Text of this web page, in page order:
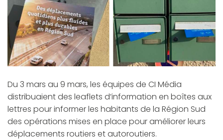
Du 3 mars au 9 mars, les équipes de CI Média
distribuaient des leaflets d’information en boîtes aux
lettres pour informer les habitants de la Région Sud
des opérations mises en place pour améliorer leurs
déplacements routiers et autoroutiers.